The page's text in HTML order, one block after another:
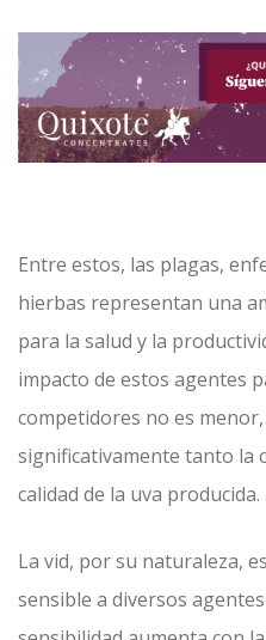
Entre estos, las plagas,
hierbas representan una
para la salud y la
impacto de estos agentes
competidores no es
significativamente tanto la
calidad de la uva producida.
La vid, por su naturaleza,
sensible a diversos